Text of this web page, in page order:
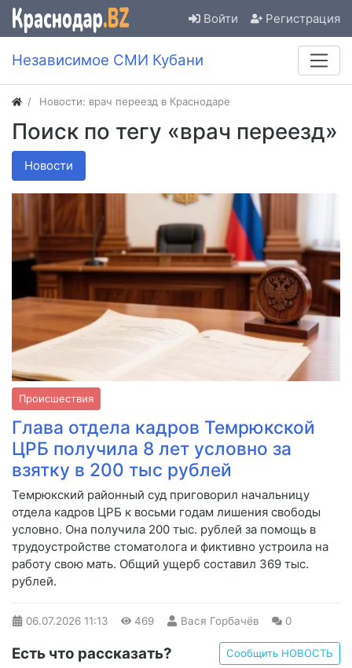
Войти Регистрация
Независимое СМИ Кубани
Новости: врач переезд в Краснодаре
Поиск по тегу «врач переезд»
Новости
Происшествия
Глава отдела кадров Темрюкской
ЦРБ получила 8 лет условно за
взятку в 200 тыс рублей
Темрюкский районный суд приговорил начальницу
отдела кадров ЦРБ к восьми годам лишения свободы
условно. Она получила 200 тыс. рублей за помощь в
трудоустройстве стоматолога и фиктивно устроила на
работу свою мать. Общий ущерб составил 369 тыс.
рублей.
06.07.2026 11:13 469 Вася Горбачёв 0
Есть что рассказать? Сообщить НОВОСТЬ